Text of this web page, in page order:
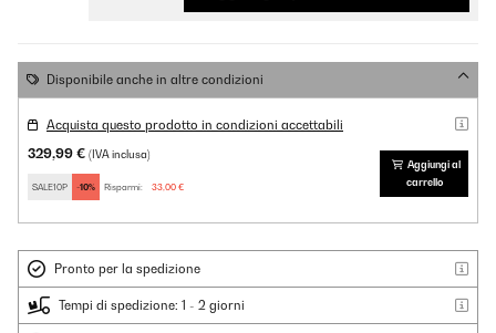
Disponibile anche in altre condizioni
Acquista questo prodotto in condizioni accettabili
329,99 € (IVA inclusa)
SALE10P -10% Risparmi: 33,00 €
Aggiungi al
carrello
Pronto per la spedizione
Tempi di spedizione: 1 - 2 giorni